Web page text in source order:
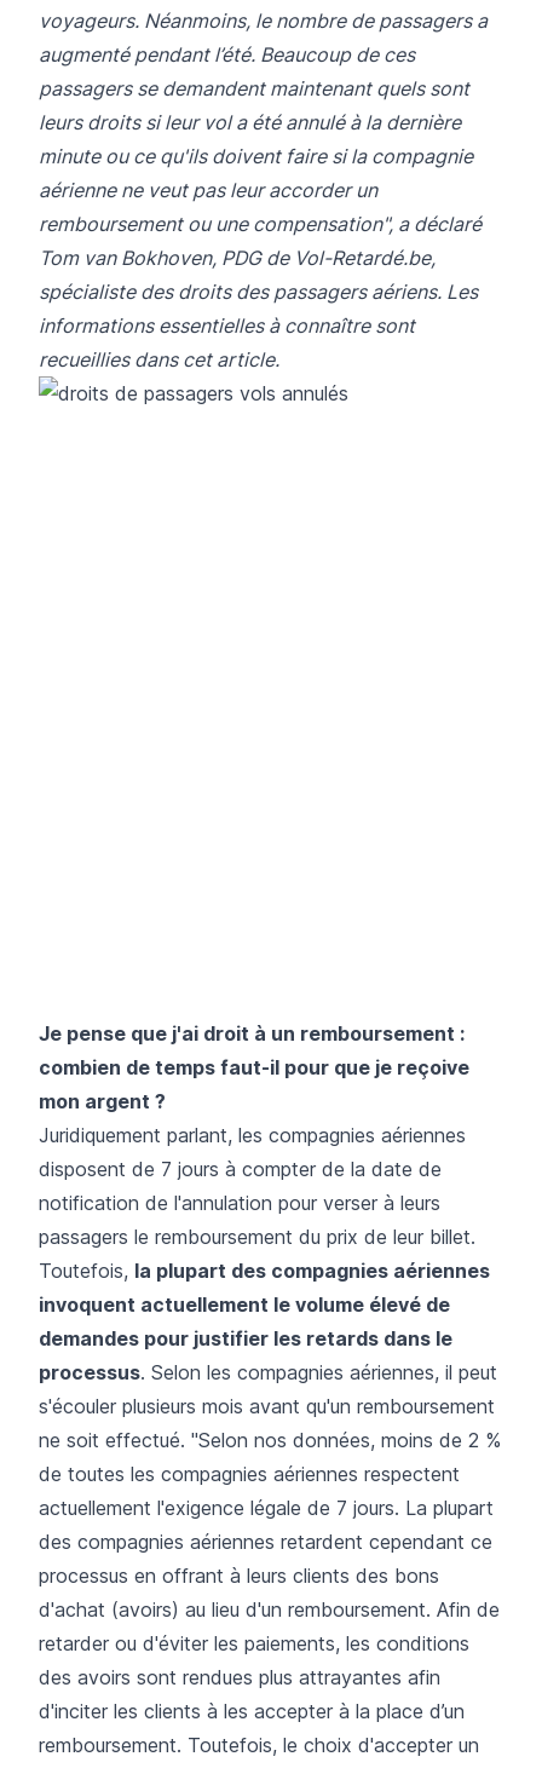
voyageurs. Néanmoins, le nombre de passagers a
augmenté pendant l’été. Beaucoup de ces
passagers se demandent maintenant quels sont
leurs droits si leur vol a été annulé à la dernière
minute ou ce qu'ils doivent faire si la compagnie
aérienne ne veut pas leur accorder un
remboursement ou une compensation", a déclaré
Tom van Bokhoven, PDG de Vol-Retardé.be,
spécialiste des droits des passagers aériens. Les
informations essentielles à connaître sont
recueillies dans cet article.
Je pense que j'ai droit à un remboursement :
combien de temps faut-il pour que je reçoive
mon argent ?
Juridiquement parlant, les compagnies aériennes
disposent de 7 jours à compter de la date de
notification de l'annulation pour verser à leurs
passagers le remboursement du prix de leur billet.
Toutefois, la plupart des compagnies aériennes
invoquent actuellement le volume élevé de
demandes pour justifier les retards dans le
processus. Selon les compagnies aériennes, il peut
s'écouler plusieurs mois avant qu'un remboursement
ne soit effectué. "Selon nos données, moins de 2 %
de toutes les compagnies aériennes respectent
actuellement l'exigence légale de 7 jours. La plupart
des compagnies aériennes retardent cependant ce
processus en offrant à leurs clients des bons
d'achat (avoirs) au lieu d'un remboursement. Afin de
retarder ou d'éviter les paiements, les conditions
des avoirs sont rendues plus attrayantes afin
d'inciter les clients à les accepter à la place d’un
remboursement. Toutefois, le choix d'accepter un